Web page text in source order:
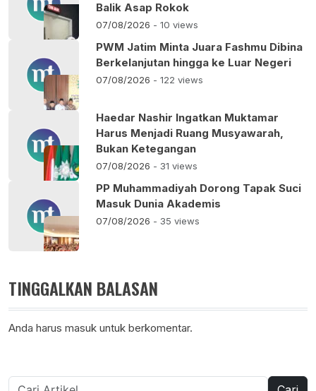
Balik Asap Rokok
07/08/2026 - 10 views
PWM Jatim Minta Juara Fashmu Dibina
Berkelanjutan hingga ke Luar Negeri
07/08/2026 - 122 views
Haedar Nashir Ingatkan Muktamar
Harus Menjadi Ruang Musyawarah,
Bukan Ketegangan
07/08/2026 - 31 views
PP Muhammadiyah Dorong Tapak Suci
Masuk Dunia Akademis
07/08/2026 - 35 views
TINGGALKAN BALASAN
Anda harus masuk untuk berkomentar.
Cari